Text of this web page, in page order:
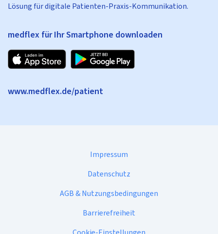
Lösung für digitale Patienten-Praxis-Kommunikation.
medflex für Ihr Smartphone downloaden
www.medflex.de/patient
Impressum
Datenschutz
AGB & Nutzungsbedingungen
Barrierefreiheit